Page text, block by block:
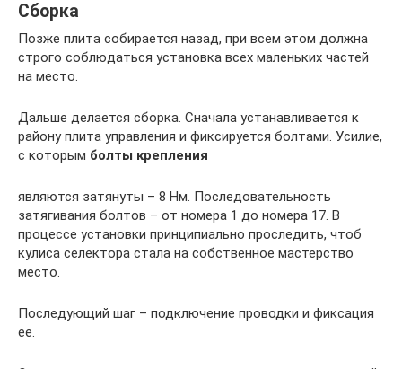
Сборка
Позже плита собирается назад, при всем этом должна
строго соблюдаться установка всех маленьких частей
на место.
Дальше делается сборка. Сначала устанавливается к
району плита управления и фиксируется болтами. Усилие,
с которым болты крепления
являются затянуты – 8 Нм. Последовательность
затягивания болтов – от номера 1 до номера 17. В
процессе установки принципиально проследить, чтоб
кулиса селектора стала на собственное мастерство
место.
Последующий шаг – подключение проводки и фиксация
ее.